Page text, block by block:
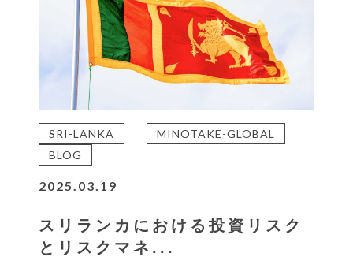
SRI-LANKA
MINOTAKE-GLOBAL
BLOG
2025.03.19
スリランカにおける投資リスク
とリスクマネ...